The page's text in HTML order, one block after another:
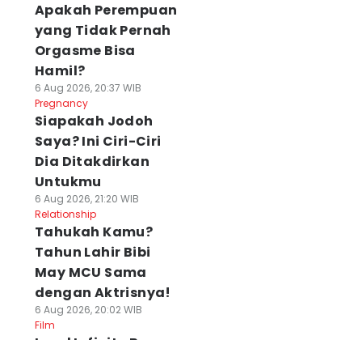
Apakah Perempuan
yang Tidak Pernah
Orgasme Bisa
Hamil?
6 Aug 2026, 20:37 WIB
Pregnancy
Siapakah Jodoh
Saya? Ini Ciri-Ciri
Dia Ditakdirkan
Untukmu
6 Aug 2026, 21:20 WIB
Relationship
Tahukah Kamu?
Tahun Lahir Bibi
May MCU Sama
dengan Aktrisnya!
6 Aug 2026, 20:02 WIB
Film